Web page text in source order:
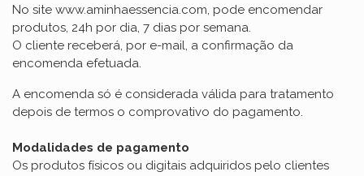
No site www.aminhaessencia.com, pode encomendar
produtos, 24h por dia, 7 dias por semana.
O cliente receberá, por e-mail, a confirmação da
encomenda efetuada.
A encomenda só é considerada válida para tratamento
depois de termos o comprovativo do pagamento.
Modalidades de pagamento
Os produtos físicos ou digitais adquiridos pelo clientes